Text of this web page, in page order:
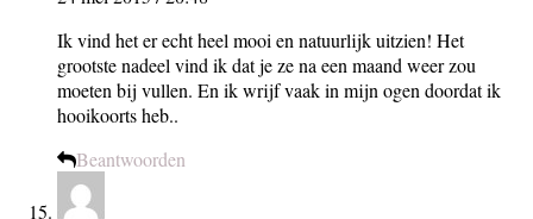
Ik vind het er echt heel mooi en natuurlijk uitzien! Het
grootste nadeel vind ik dat je ze na een maand weer zou
moeten bij vullen. En ik wrijf vaak in mijn ogen doordat ik
hooikoorts heb..
Beantwoorden